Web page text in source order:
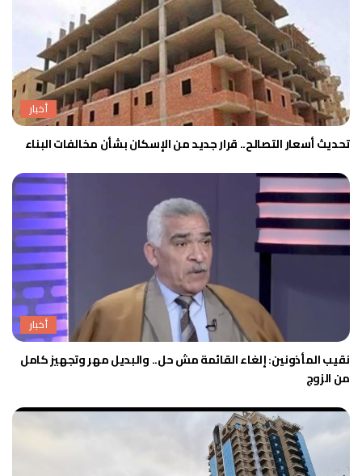
أخبار
تحديث أسعار التصالح.. قرار جديد من الإسكان بشأن مخالفات البناء
أخبار
نقيب المأذونين: إلغاء القائمة مش حل.. والبديل مهر وتجهيز كامل
من الزوج